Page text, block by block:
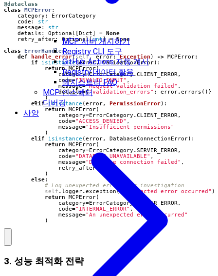
MCP 서버 게시하기
Registry CLI 도구
GitHub Actions 자동 게시
Registry 데이터 활용
레지스트리 FAQ
MCP 인스펙터
디버깅
사양
@dataclass
class
MCPError:
category :
ErrorCategory
code :
str
message :
str
details : Optional [Dict] = None
retry_after: Optional [int] = None
class
ErrorHandler:
def
handle_error(self, error: Exception ) -> MCPError:
if
isinstance(error, ValidationError):
return MCPError(
category=ErrorCategory.CLIENT_ERROR ,
code="INVALID_INPUT" ,
message="Request validation failed" ,
details={"validation_errors" : error.errors ()}
)
elif
isinstance (error, PermissionError):
return
MCPError(
category=ErrorCategory .CLIENT_ERROR ,
code="ACCESS_DENIED" ,
message="Insufficient permissions"
)
elif
isinstance (error, DatabaseConnectionError):
return
MCPError(
category=ErrorCategory .SERVER_ERROR ,
code="DATABASE_UNAVAILABLE" ,
message="Database connection failed" ,
retry_after
)
else:
# Log unexpected errors for investigation
self .logger.exception( "Unexpected error occurred" )
return
MCPError(
category=ErrorCategory SERVER_ERROR ,
code="INTERNAL_ERROR" ,
message="An unexpected error occurred"
)
3. 성능 최적화 전략